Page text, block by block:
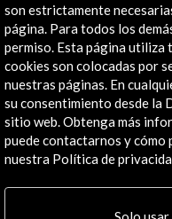
+34 91 700 4000
José Abascal, 4 - 4º
28003 Madrid,
Canales de
Explora
son estrictamente
página. Para todos los
permiso. Esta página utiliza
cookies son colocadas por
nuestras páginas. En
su consentimiento desde la
sitio web. Obtenga más
puede contactarnos y cómo
nuestra Política de